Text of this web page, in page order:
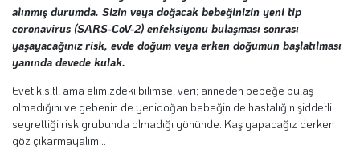
alınmış durumda. Sizin veya doğacak bebeğinizin yeni tip
coronavirus (SARS-CoV-2) enfeksiyonu bulaşması sonrası
yaşayacağınız risk, evde doğum veya erken doğumun başlatılması
yanında devede kulak.
Evet kısıtlı ama elimizdeki bilimsel veri; anneden bebeğe bulaş
olmadığını ve gebenin de yenidoğan bebeğin de hastalığın şiddetli
seyrettiği risk grubunda olmadığı yönünde. Kaş yapacağız derken
göz çıkarmayalım...